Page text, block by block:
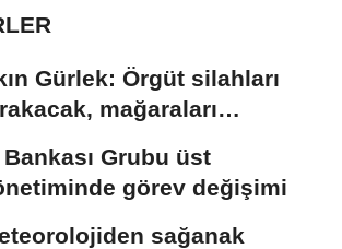
Gürlek: Örgüt silahları
mağaraları
Bankası Grubu üst
görev değişimi
sağanak